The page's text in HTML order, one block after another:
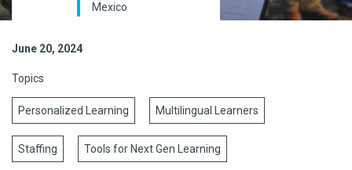
Mexico
June 20, 2024
Topics
Personalized Learning Multilingual Learners
Staffing Tools for Next Gen Learning